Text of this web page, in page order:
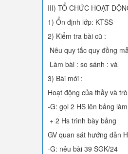
III) TỔ CHỨC HOẠT
1) Ổn định lớp: KTSS
2) Kiểm tra bài cũ :
Nêu quy tắc quy đồng
Làm bài : so sánh : và
3) Bài mới :
Hoạt động của thầy và
-G: gọi 2 HS lên bảng
+ 2 Hs trình bày bảng
GV quan sát hướng dẫn
-G: nêu bài 39 SGK/24